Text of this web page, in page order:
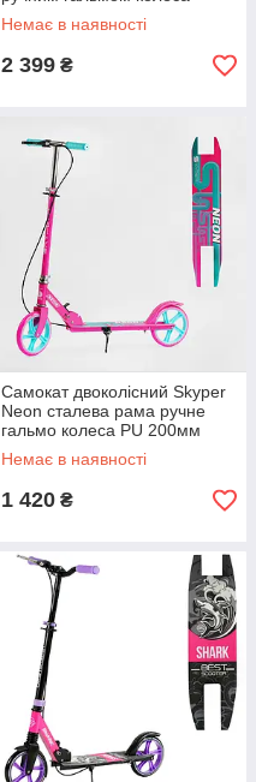
200мм амортизатор передній
жовтий
Немає в наявності
2 399 ₴
Самокат двоколісний Skyper
Neon сталева рама ручне
гальмо колеса PU 200мм
грипси гумові бірюзові
Немає в наявності
1 420 ₴